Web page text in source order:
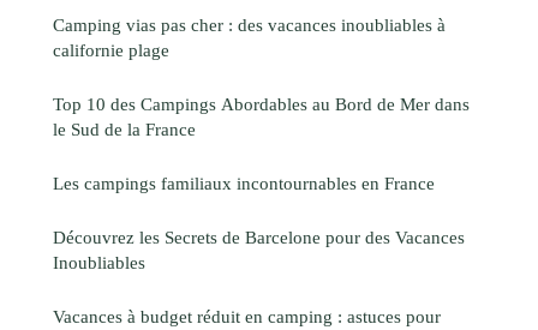
Camping vias pas cher : des vacances inoubliables à
californie plage
Top 10 des Campings Abordables au Bord de Mer dans
le Sud de la France
Les campings familiaux incontournables en France
Découvrez les Secrets de Barcelone pour des Vacances
Inoubliables
Vacances à budget réduit en camping : astuces pour